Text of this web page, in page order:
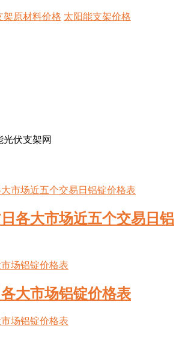
架原材料价格 太阳能支架价格
伏支架网
各大市场近五个交易日铝
大市场铝锭价格表